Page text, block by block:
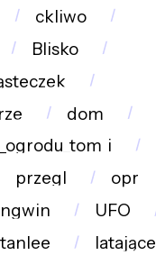
ckliwo
Blisko
dom
przegl
opr
UFO
latające